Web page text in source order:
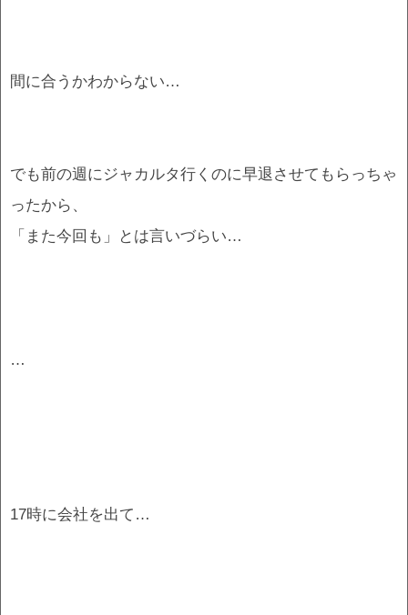
間に合うかわからない…
でも前の週にジャカルタ行くのに早退させてもらっちゃ
ったから、
「また今回も」とは言いづらい…
…
17時に会社を出て…